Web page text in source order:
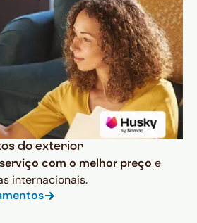
do exterior
com o melhor preço e
internacionais.